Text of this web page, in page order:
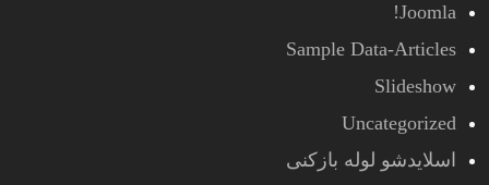
Joomla!
Sample Data-Articles
Slideshow
Uncategorized
اسلایدشو لوله بازکنی